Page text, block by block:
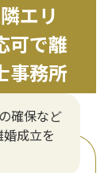
エリ
可で離
事務所
確保など
成立を